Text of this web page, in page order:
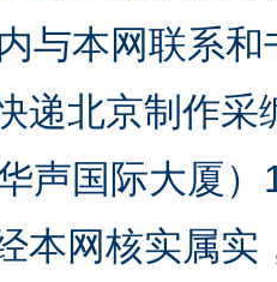
与本网联系
递北京制作
声国际大厦
本网核实属